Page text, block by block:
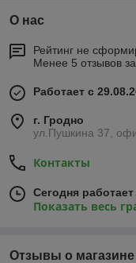
О нас
Рейтинг не
Менее 5 отзывов
Работает с
г. Гродно
ул.Пушкина 37,
Контакты
Сегодня
Показать весь
Отзывы о магазине